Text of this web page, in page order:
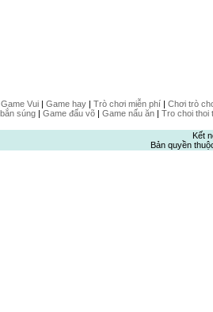
Game Vui| Game hay| Trò chơi miễn phí| Chơi trò
súng| Game đấu võ| Game nấu ăn| Tro choi thoi
Kết
Bản quyền